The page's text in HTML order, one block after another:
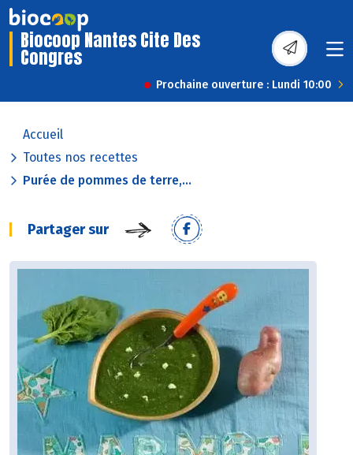
Biocoop Nantes Cite Des
Congres
Prochaine ouverture : Lundi 10:00
Accueil
Toutes nos recettes
Purée de pommes de terre,...
Partager sur